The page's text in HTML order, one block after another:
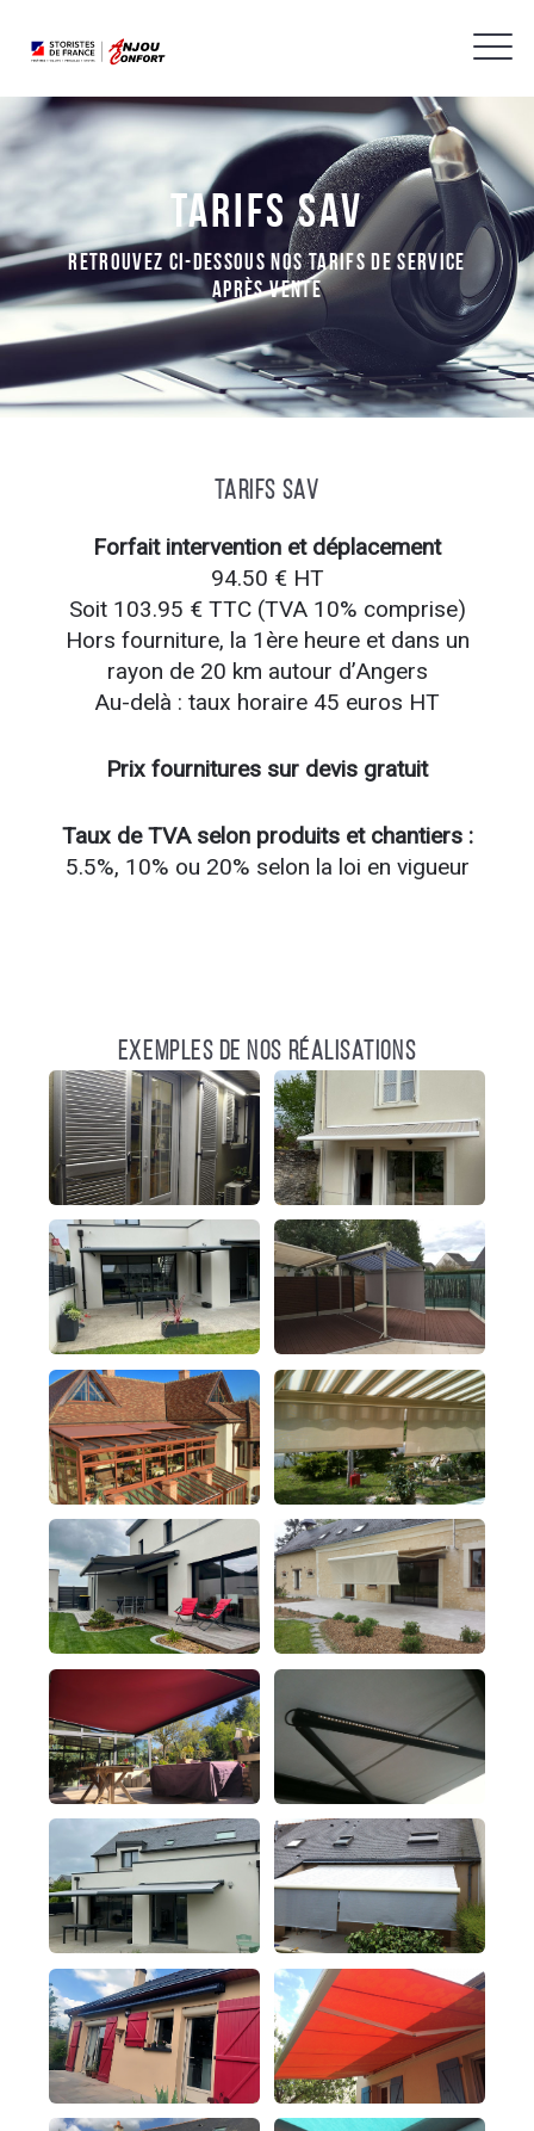
Tarifs SAV
Retrouvez ci-dessous nos tarifs de service
après vente
Tarifs SAV
Forfait intervention et déplacement
94.50 € HT
Soit 103.95 € TTC (TVA 10% comprise)
Hors fourniture, la 1ère heure et dans un
rayon de 20 km autour d’Angers
Au-delà : taux horaire 45 euros HT
Prix fournitures sur devis gratuit
Taux de TVA selon produits et chantiers :
5.5%, 10% ou 20% selon la loi en vigueur
Exemples de nos réalisations